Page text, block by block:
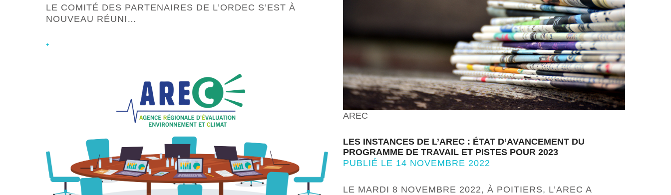
LE COMITÉ DES PARTENAIRES DE L’ORDEC S’EST À
NOUVEAU RÉUNI…
+
AREC
LES INSTANCES DE L’AREC : ÉTAT D’AVANCEMENT DU
PROGRAMME DE TRAVAIL ET PISTES POUR 2023
PUBLIÉ LE 14 NOVEMBRE 2022
LE MARDI 8 NOVEMBRE 2022, À POITIERS, L’AREC A